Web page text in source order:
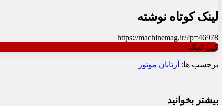
لینک کوتاه نوشته
https://machinemag.ir/?p=46978
کپی لینک
برچسب ها: آرتابان موتور
بیشتر بخوانید